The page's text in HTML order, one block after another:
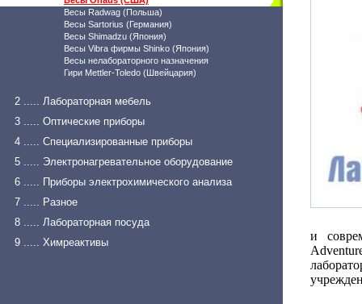
Весы Radwag (Польша)
Весы Sartorius (Германия)
Весы Shimadzu (Япония)
Весы Vibra фирмы Shinko (Япония)
Весы нелабораторного назначения
Гири Mettler-Toledo (Швейцария)
2 ..... Лабораторная мебель
3 ..... Оптические приборы
4 ..... Специализированные приборы
5 ..... Электронагревательное оборудование
6 ..... Приборы электрохимического анализа
7 ..... Разное
8 ..... Лабораторная посуда
9 ..... Химреактивы
и